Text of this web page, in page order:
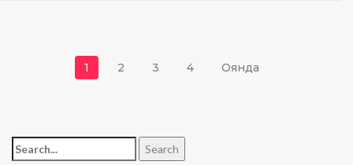
Навигация по записям
1 2 3 4 Оянда
Search for: Search